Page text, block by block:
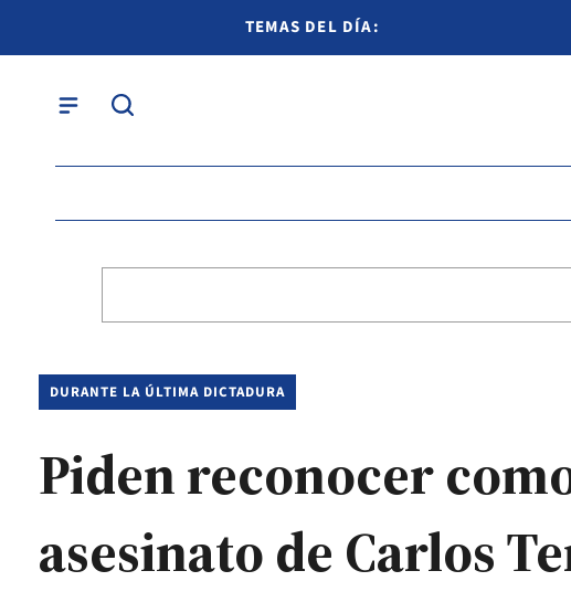
TEMAS DEL DÍA:
DURANTE LA ÚLTIMA DICTADURA
Piden reconocer
asesinato de Carlos